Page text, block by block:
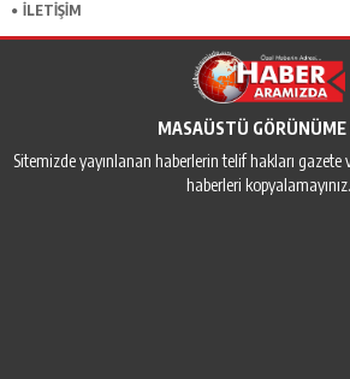
İLETİŞİM
MASAÜSTÜ GÖRÜNÜME
Sitemizde yayınlanan haberlerin telif hakları gazete
haberleri kopyalamayınız.